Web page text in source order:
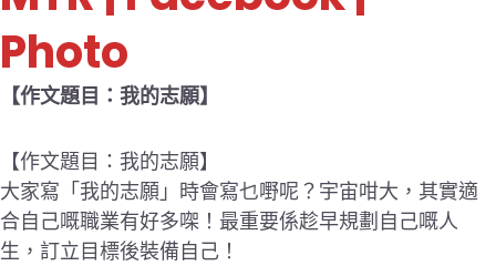
Photo
【作文題目：我的志願】
【作文題目：我的志願】
大家寫「我的志願」時會寫乜嘢呢？宇宙咁大，其實適
合自己嘅職業有好多㗎！最重要係趁早規劃自己嘅人
生，訂立目標後裝備自己！